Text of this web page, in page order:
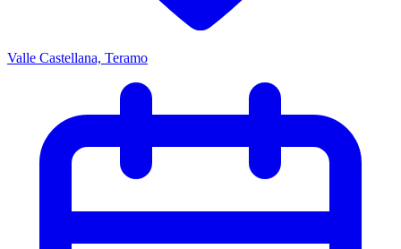
Valle Castellana, Teramo